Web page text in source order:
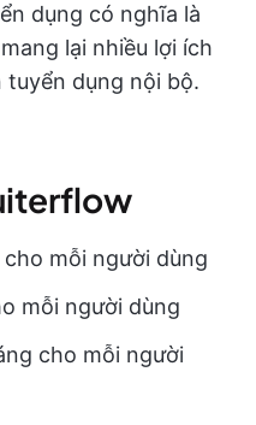
dụng có nghĩa là
lại nhiều lợi ích
tuyển dụng nội bộ.
mỗi người dùng
mỗi người dùng
cho mỗi người